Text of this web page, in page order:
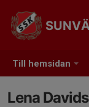
Till hemsidan
Lena